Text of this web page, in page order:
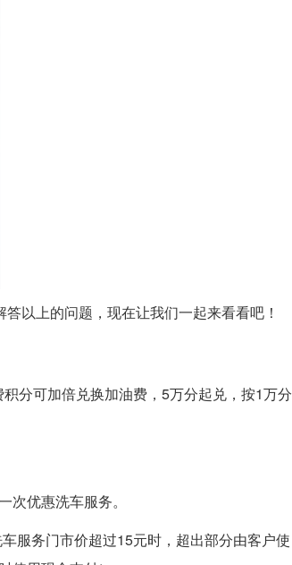
以上的问题，现在让我们一起来看看吧！
分可加倍兑换加油费，5万分起兑，按1万分
优惠洗车服务。
服务门市价超过15元时，超出部分由客户使